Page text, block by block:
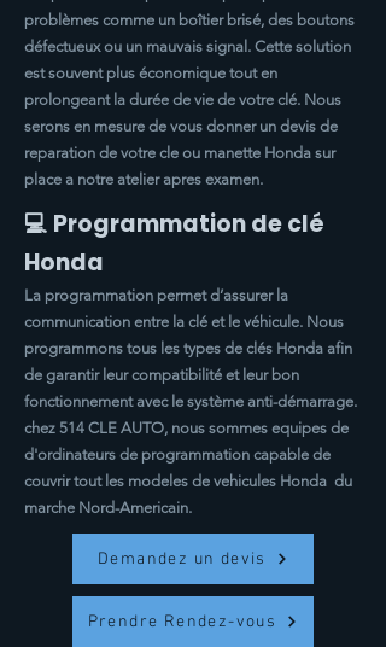
problèmes comme un boîtier brisé, des boutons
défectueux ou un mauvais signal. Cette solution
est souvent plus économique tout en
prolongeant la durée de vie de votre clé. Nous
serons en mesure de vous donner un devis de
reparation de votre cle ou manette Honda sur
place a notre atelier apres examen.
💻 Programmation de clé
Honda
La programmation permet d’assurer la
communication entre la clé et le véhicule. Nous
programmons tous les types de clés Honda afin
de garantir leur compatibilité et leur bon
fonctionnement avec le système anti-démarrage.
chez 514 CLE AUTO, nous sommes equipes de
d'ordinateurs de programmation capable de
couvrir tout les modeles de vehicules Honda du
marche Nord-Americain.
Demandez un devis
Prendre Rendez-vous